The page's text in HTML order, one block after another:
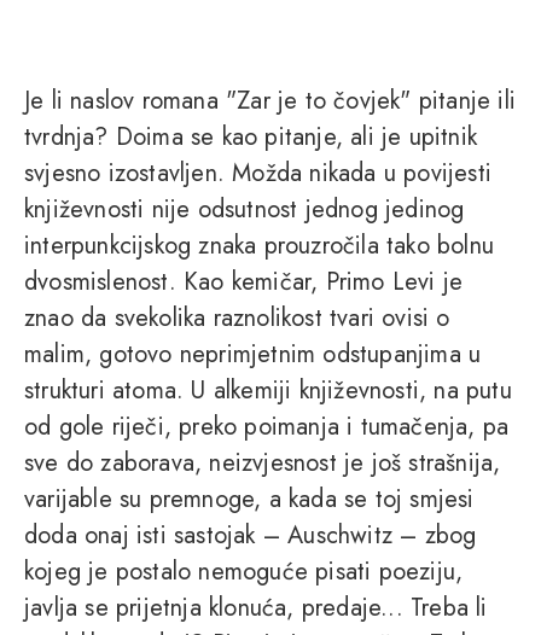
Je li naslov romana "Zar je to čovjek" pitanje ili
tvrdnja? Doima se kao pitanje, ali je upitnik
svjesno izostavljen. Možda nikada u povijesti
književnosti nije odsutnost jednog jedinog
interpunkcijskog znaka prouzročila tako bolnu
dvosmislenost. Kao kemičar, Primo Levi je
znao da svekolika raznolikost tvari ovisi o
malim, gotovo neprimjetnim odstupanjima u
strukturi atoma. U alkemiji književnosti, na putu
od gole riječi, preko poimanja i tumačenja, pa
sve do zaborava, neizvjesnost je još strašnija,
varijable su premnoge, a kada se toj smjesi
doda onaj isti sastojak – Auschwitz – zbog
kojeg je postalo nemoguće pisati poeziju,
javlja se prijetnja klonuća, predaje... Treba li